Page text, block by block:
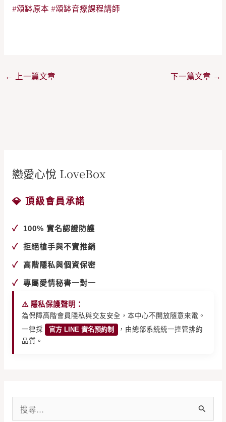
#頌缽原本 #頌缽音療課程講師
← 上一篇文章 下一篇文章 →
戀愛心悅 LoveBox
💎 頂級會員承諾
✓ 100% 實名認證防護
✓ 拒絕槍手與不實推銷
✓ 高階隱私與個資保密
✓ 專屬愛情秘書一對一
⚠️ 隱私保護聲明：
為保障高階會員隱私與交友安全，本中心不開放隨意來電。
一律採
官方 LINE 實名預約制
，由總部系統統一控管排約
品質。